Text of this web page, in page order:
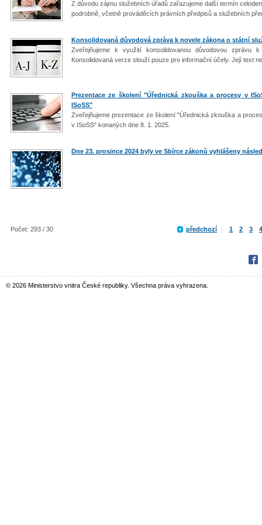
Z důvodu zájmu služebních úřadů zařazujeme další termín
podrobně, včetně prováděcích právních předpisů a služebních
Konsolidovaná důvodová zpráva k novele zákona o státní
Zveřejňujeme k využití konsolidovanou důvodovou
Konsolidovaná verze slouží pouze pro informační účely. Její text
Prezentace ze školení "Úřednická zkouška a procesy v
ISoSS"
Zveřejňujeme prezentace ze školení "Úřednická zkouška a
v ISoSS" konaných dne 8. 1. 2025.
Dne 23. prosince 2024 byly ve Sbírce zákonů vyhlášeny
Počet: 293 / 30 předchozí | 1 2 3 4
© 2026 Ministerstvo vnitra České republiky. Všechna práva vyhrazena.